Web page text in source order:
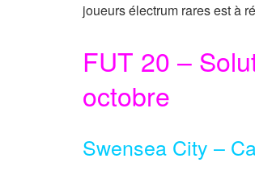
joueurs électrum rares est à
FUT 20 –
octobre
Swensea City –